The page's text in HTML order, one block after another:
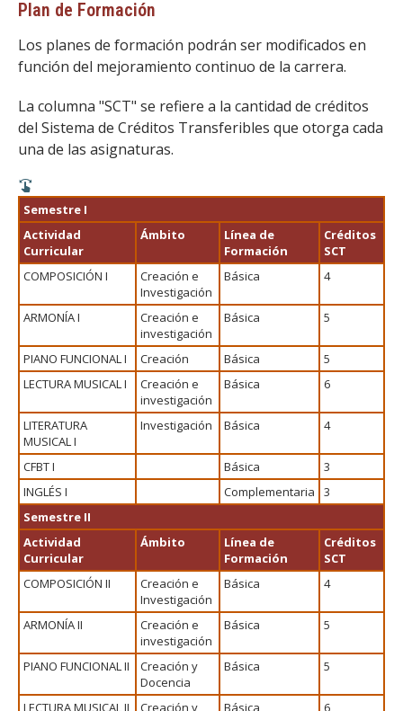
Plan de Formación
Los planes de formación podrán ser modificados en
función del mejoramiento continuo de la carrera.
La columna "SCT" se refiere a la cantidad de créditos
del Sistema de Créditos Transferibles que otorga cada
una de las asignaturas.
Semestre I
Actividad
Curricular
Ámbito
Línea de
Formación
Créditos
SCT
COMPOSICIÓN I
Creación e
Investigación
Básica 4
ARMONÍA I
Creación e
investigación
Básica 5
PIANO FUNCIONAL I Creación Básica
5
LECTURA MUSICAL I
Creación e
investigación
Básica 6
LITERATURA
MUSICAL I
Investigación Básica 4
CFBT I Básica
3
INGLÉS I
Complementaria
3
Semestre II
Actividad
Curricular
Ámbito
Línea de
Formación
Créditos
SCT
COMPOSICIÓN II
Creación e
Investigación
Básica 4
ARMONÍA II
Creación e
investigación
Básica 5
PIANO FUNCIONAL II
Creación y
Docencia
Básica 5
LECTURA MUSICAL II
Creación y
Básica 6